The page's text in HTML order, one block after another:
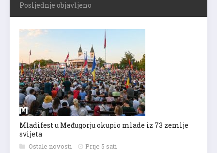
Posljednje objavljeno
Mladifest u Međugorju okupio mlade iz 73 zemlje
svijeta
Ostale novosti Prije 5 sati